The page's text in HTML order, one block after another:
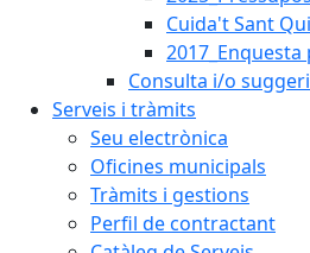
Cuida't Sant
Consulta i/o
Serveis i tràmits
Seu electrònica
Oficines municipals
Tràmits i gestions
Perfil de contractant